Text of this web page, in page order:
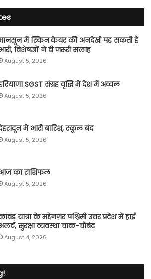
में स्किन केयर की अनदेखी पड़ सकती है
विशेषज्ञों ने दी जरूरी सलाह
August 5, 2026
SGST संग्रह वृद्धि में देश में अव्वल
August 5, 2026
में भारी बारिश, स्कूल बंद
August 5, 2026
का राशिफल
August 5, 2026
यात्रा के मद्देनज़र पश्चिमी उत्तर प्रदेश में हाई
सुरक्षा व्यवस्था चाक-चौबंद
August 4, 2026